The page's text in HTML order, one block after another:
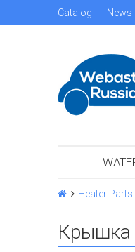
Catalog News
Heater
Крышка